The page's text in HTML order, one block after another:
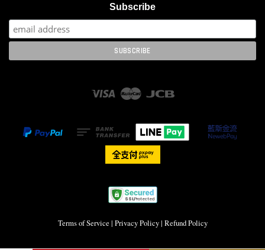
Subscribe
Visa Master
Terms of Service | Privacy Policy| Refund Policy